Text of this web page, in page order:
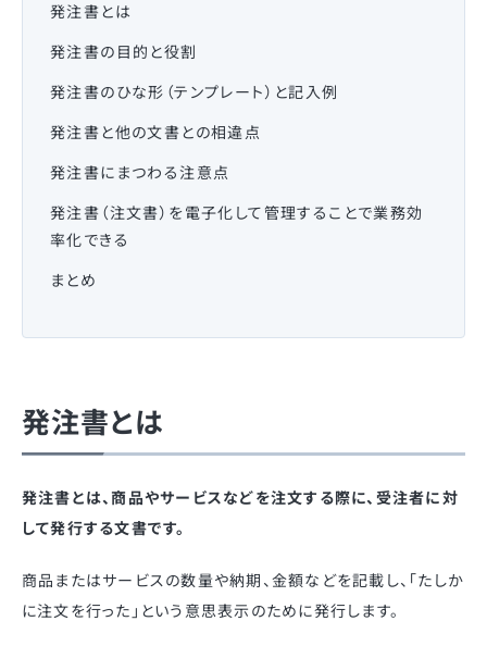
発注書とは
発注書の目的と役割
発注書のひな形（テンプレート）と記入例
発注書と他の文書との相違点
発注書にまつわる注意点
発注書（注文書）を電子化して管理することで業務効
率化できる
まとめ
発注書とは
発注書とは、商品やサービスなどを注文する際に、受注者に対
して発行する文書です。
商品またはサービスの数量や納期、金額などを記載し、「たしか
に注文を行った」という意思表示のために発行します。